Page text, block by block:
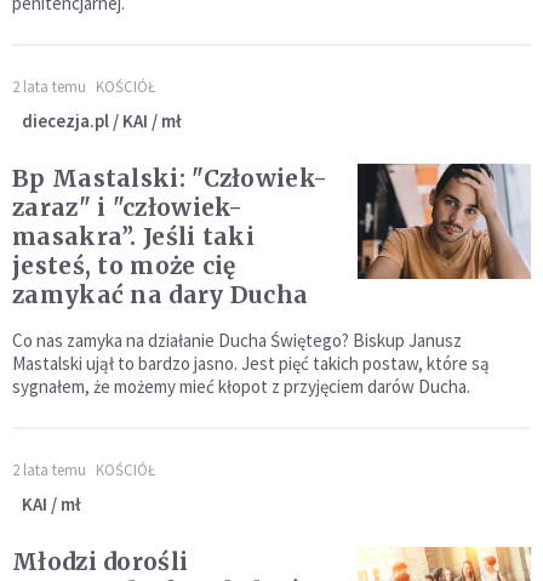
2 lata temu KOŚCIÓŁ
diecezja.pl / KAI / mł
Bp Mastalski: "Człowiek-
zaraz" i "człowiek-
masakra”. Jeśli taki
jesteś, to może cię
zamykać na dary Ducha
Co nas zamyka na działanie Ducha Świętego? Biskup Janusz
Mastalski ujął to bardzo jasno. Jest pięć takich postaw, które są
sygnałem, że możemy mieć kłopot z przyjęciem darów Ducha.
2 lata temu KOŚCIÓŁ
KAI / mł
Młodzi dorośli